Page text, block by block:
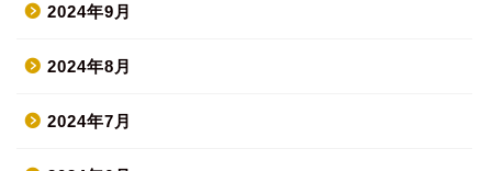
2024年9月
2024年8月
2024年7月